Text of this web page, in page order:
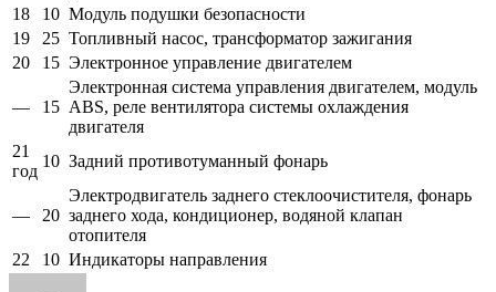
18
10 Модуль подушки безопасности
19
25 Топливный насос, трансформатор зажигания
20
15 Электронное управление двигателем
— 15
Электронная система управления двигателем, модуль
ABS, реле вентилятора системы охлаждения
двигателя
21
год
10 Задний противотуманный фонарь
— 20
Электродвигатель заднего стеклоочистителя, фонарь
заднего хода, кондиционер, водяной клапан
отопителя
22
10 Индикаторы направления